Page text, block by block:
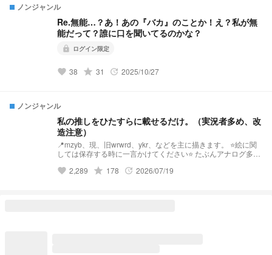
ノンジャンル
Re.無能…？あ！あの『バカ』のことか！え？私が無
能だって？誰に口を聞いてるのかな？
lock ログイン限定
favorite 38 grade 31 update 2025/10/27
ノンジャンル
私の推しをひたすらに載せるだけ。（実況者多め、改
造注意）
📍mzyb、現、旧wrwrd、ykr、などを主に描きます。 ⭐️絵に関
しては保存する時に一言かけてください⭐️ たぶんアナログ多め
もらえたらすごく喜びます🫶🏻 リクエストは常時受け付けて
favorite 2,289 grade 178 update 2026/07/19